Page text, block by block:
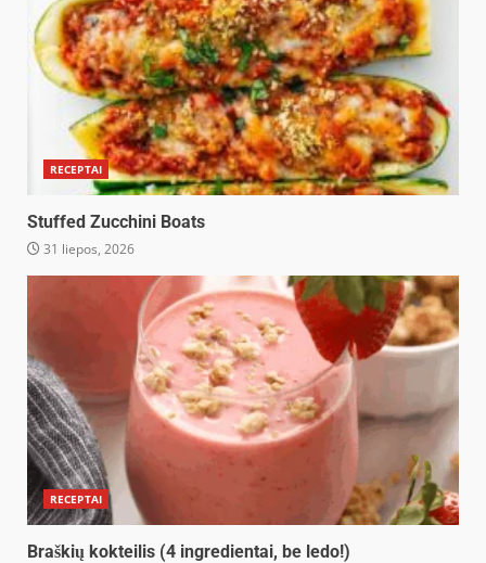
RECEPTAI
Stuffed Zucchini Boats
31 liepos, 2026
RECEPTAI
Braškių kokteilis (4 ingredientai, be ledo!)